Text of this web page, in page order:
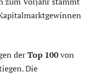
derTop 100von
Die